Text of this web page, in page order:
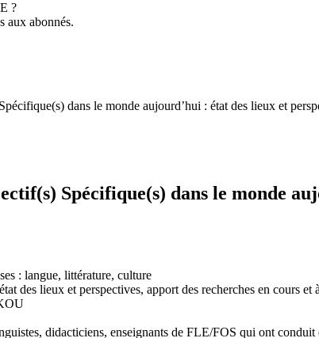
?
aux abonnés.
dans le monde aujourd’hui : état des lieux et
Spécifique(s) dans le monde
: langue, littérature, culture
des lieux et perspectives, apport des recherches en cours et
didacticiens, enseignants de FLE/FOS qui ont